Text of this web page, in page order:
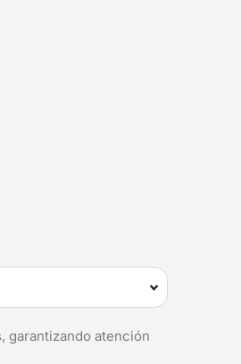
garantizando atención